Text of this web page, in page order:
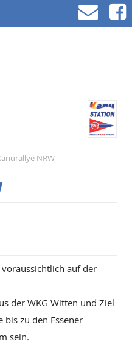
NRW
auf der
der WKG Witten und Ziel
zu den Essener
sein.